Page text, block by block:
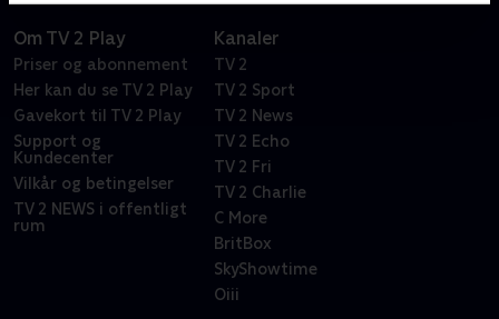
Om TV 2 Play
Priser og abonnement
Her kan du se TV 2 Play
Gavekort til TV 2 Play
Support og
Kundecenter
Vilkår og betingelser
TV 2 NEWS i offentligt
rum
Kanaler
TV 2
TV 2 Sport
TV 2 News
TV 2 Echo
TV 2 Fri
TV 2 Charlie
C More
BritBox
SkyShowtime
Oiii